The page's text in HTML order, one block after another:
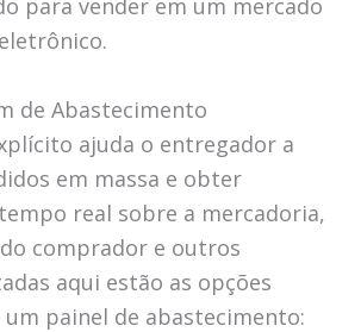
para vender em um mercado
de Abastecimento
ajuda o entregador a
em massa e obter
real sobre a mercadoria,
comprador e outros
aqui estão as opções
painel de abastecimento: